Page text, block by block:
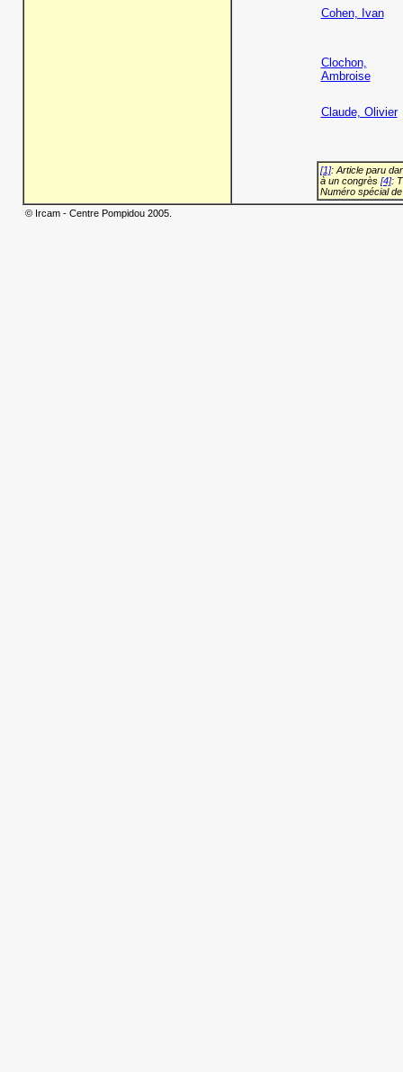
Cohen, Ivan
Clochon,
Ambroise
Claude, Olivier
[1]: Article paru
à un congrès [4]:
Numéro spécial
© Ircam - Centre Pompidou 2005.